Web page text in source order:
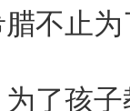
不止
了孩